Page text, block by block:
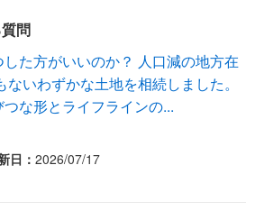
問
た方がいいのか？ 人口減の地方在
いわずかな土地を相続しました。
な形とライフラインの...
日： 2026/07/17